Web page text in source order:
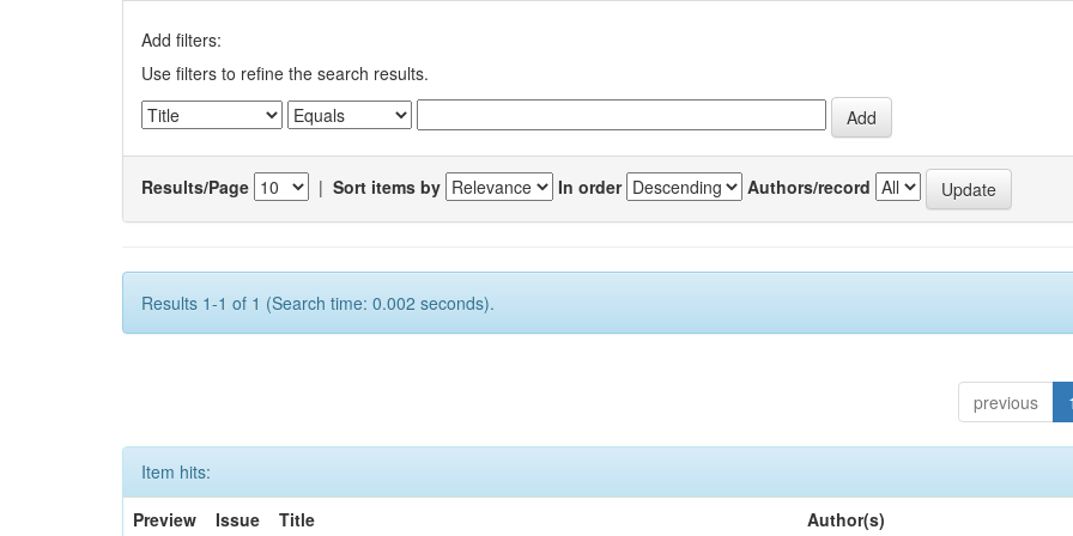
Add filters:
Use filters to refine the search results.
Results/Page | Sort items by In order Authors/record
Results 1-1 of 1 (Search time: 0.002 seconds).
previous 1
Item hits:
Preview
Issue
Title Author(s)